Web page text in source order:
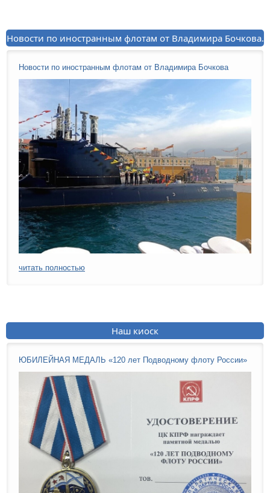
Новости по иностранным флотам от Владимира Бочкова.
Новости по иностранным флотам от Владимира Бочкова
читать полностью
Наш киоск
ЮБИЛЕЙНАЯ МЕДАЛЬ «120 лет Подводному флоту России»